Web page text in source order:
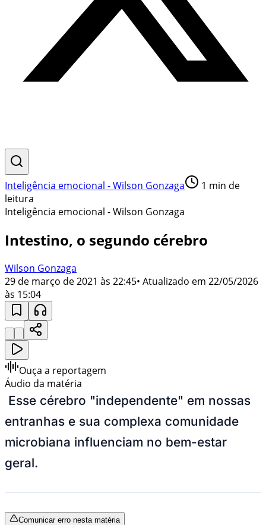
Inteligência emocional - Wilson Gonzaga 1 min de
leitura
Inteligência emocional - Wilson Gonzaga
Intestino, o segundo cérebro
Wilson Gonzaga
29 de março de 2021 às 22:45• Atualizado em 22/05/2026
às 15:04
Ouça a reportagem
Áudio da matéria
Esse cérebro "independente" em nossas
entranhas e sua complexa comunidade
microbiana influenciam no bem-estar
geral.
Comunicar erro nesta matéria